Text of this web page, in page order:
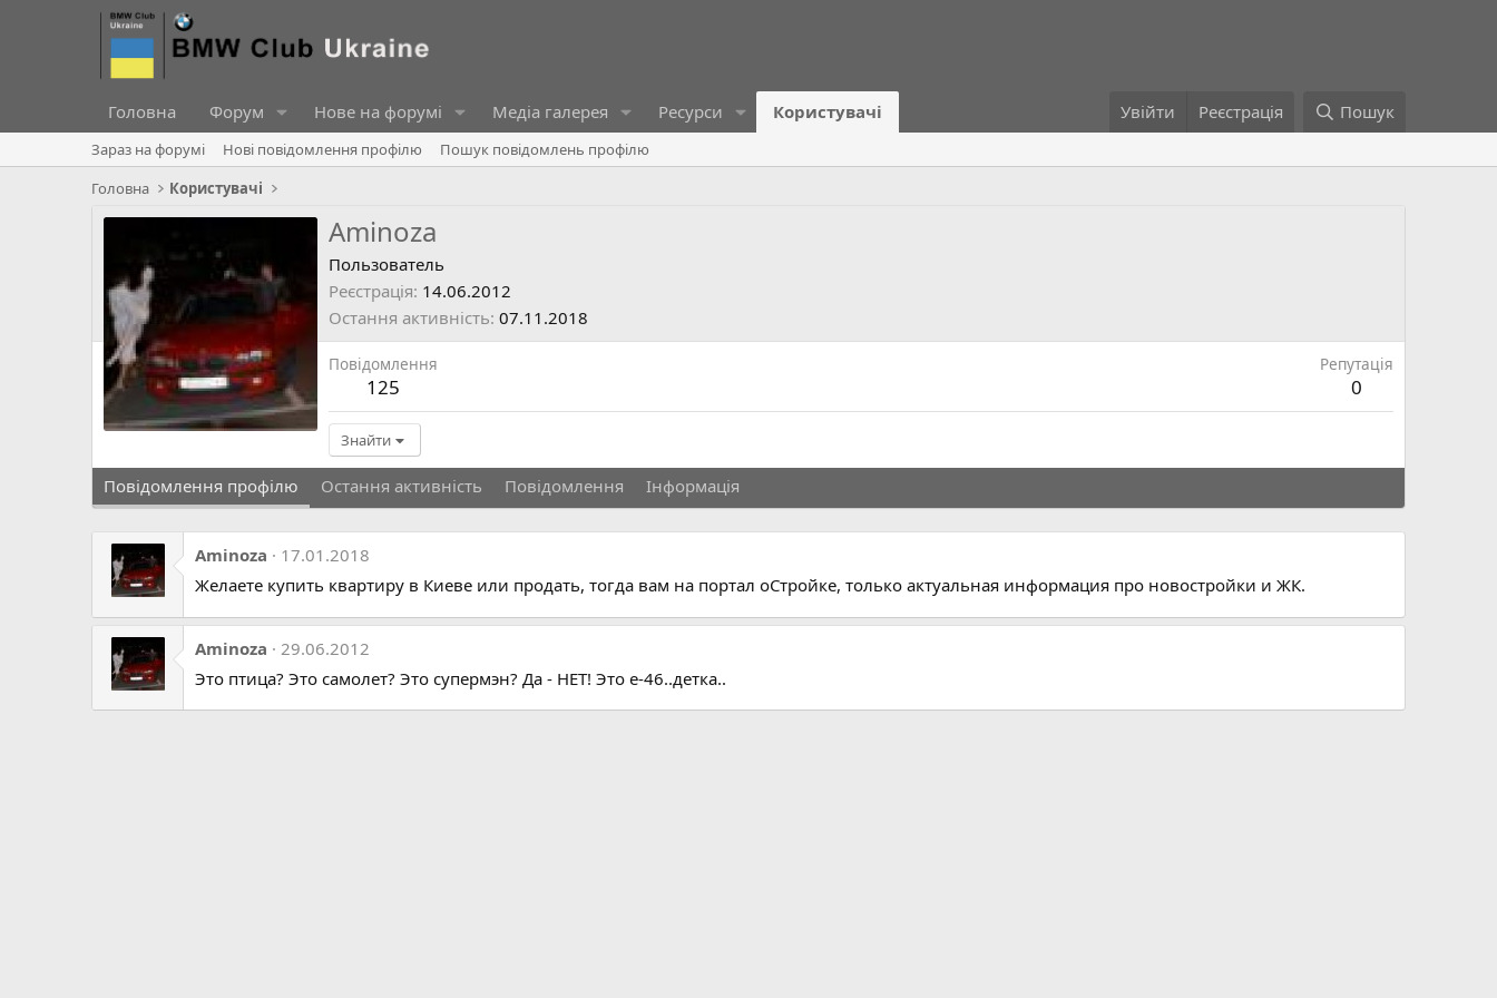
Головна Форум Нове на форумі Медіа галерея Ресурси Користувачі Увійти Реєстрація Пошук
Зараз на форумі Нові повідомлення профілю
Пошук повідомлень профілю
Головна
Користувачі
Aminoza
Пользователь
Реєстрація 14.06.2012
Остання активність 07.11.2018
Повідомлення
125
Репутація
0
Знайти
Повідомлення профілю Остання активність Повідомлення Інформація
Aminoza
17.01.2018
Желаете купить квартиру в Киеве или продать, тогда вам на портал оСтройке, только актуальная информация про новостройки и ЖК.
Aminoza
29.06.2012
Это птица? Это самолет? Это супермэн? Да - НЕТ! Это е-46..детка..